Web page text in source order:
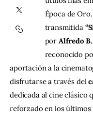
Contacto
Época de
transmitida
por Alfredo
reconocido
aportación a la
disfrutarse a través del
dedicada al cine clásico
reforzado en los últimos